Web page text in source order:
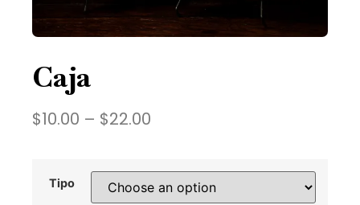
Caja
$10.00 – $22.00
Tipo